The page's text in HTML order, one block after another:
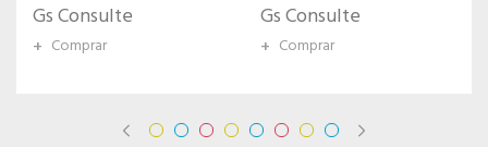
Gs Consulte
+ Comprar
Gs Consulte
+ Comprar